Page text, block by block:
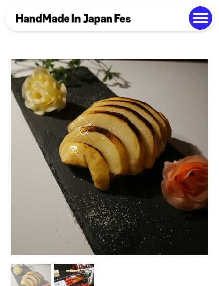
Photo Gallery
EN 中文